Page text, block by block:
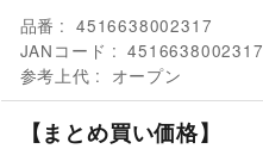
品番
4516638002317
JANコード
4516638002317
参考上代
オープン
【まとめ買い価格】